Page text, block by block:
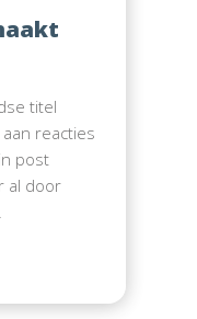
titel
reacties
post
al door